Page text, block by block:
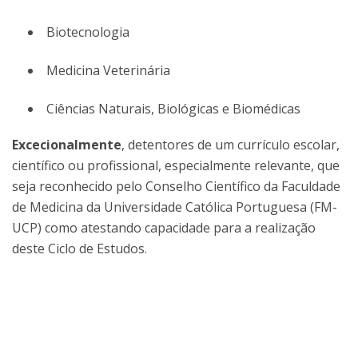
Biotecnologia
Medicina Veterinária
Ciências Naturais, Biológicas e Biomédicas
Excecionalmente, detentores de um currículo escolar,
científico ou profissional, especialmente relevante, que
seja reconhecido pelo Conselho Científico da Faculdade
de Medicina da Universidade Católica Portuguesa (FM-
UCP) como atestando capacidade para a realização
deste Ciclo de Estudos.